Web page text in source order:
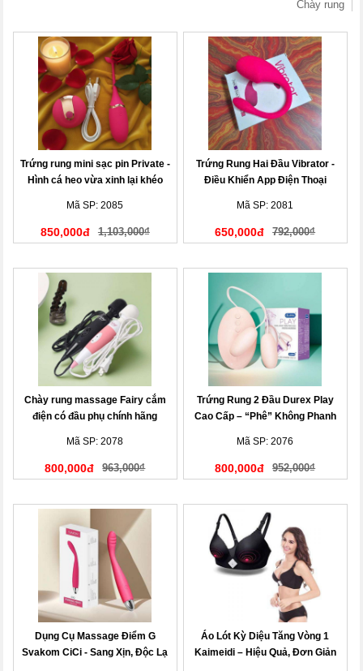
Chày rung
Trứng rung mini sạc pin Private -
Hình cá heo vừa xinh lại khéo
Mã SP: 2085
850,000đ 1,103,000₫
Trứng Rung Hai Đầu Vibrator -
Điều Khiển App Điện Thoại
Mã SP: 2081
650,000đ 792,000₫
Chày rung massage Fairy cắm
điện có đầu phụ chính hãng
Mã SP: 2078
800,000đ 963,000₫
Trứng Rung 2 Đầu Durex Play
Cao Cấp – “Phê” Không Phanh
Mã SP: 2076
800,000đ 952,000₫
Dụng Cụ Massage Điểm G
Svakom CiCi - Sang Xịn, Độc Lạ
Áo Lót Kỳ Diệu Tăng Vòng 1
Kaimeidi – Hiệu Quả, Đơn Giản